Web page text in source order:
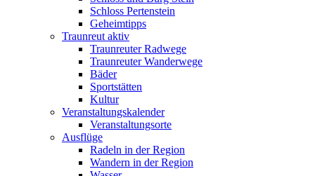
Schloss Pertenstein
Geheimtipps
Traunreut aktiv
Traunreuter Radwege
Traunreuter Wanderwege
Bäder
Sportstätten
Kultur
Veranstaltungskalender
Veranstaltungsorte
Ausflüge
Radeln in der Region
Wandern in der Region